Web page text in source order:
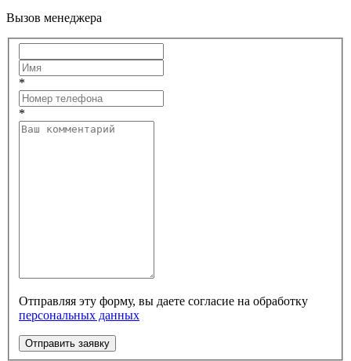
Вызов менеджера
*
*
Отправляя эту форму, вы даете согласие на обработку
персональных данных
Отправить заявку